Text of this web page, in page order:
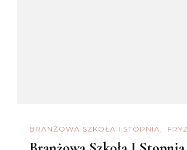
BRANŻOWA SZKOŁA I STOPNIA